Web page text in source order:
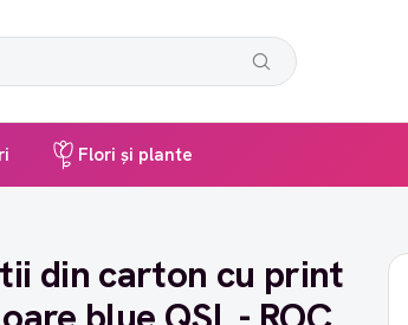
Flori și plante
din carton cu print